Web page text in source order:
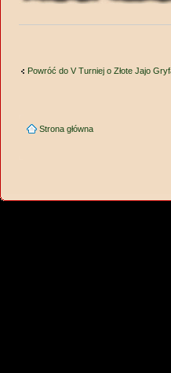
Powróć do V Turniej o Złote Jajo
Strona główna